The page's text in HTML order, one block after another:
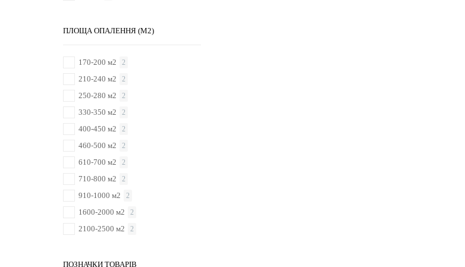
ПЛОЩА ОПАЛЕННЯ (М2)
170-200 м2 2
210-240 м2 2
250-280 м2 2
330-350 м2 2
400-450 м2 2
460-500 м2 2
610-700 м2 2
710-800 м2 2
910-1000 м2 2
1600-2000 м2 2
2100-2500 м2 2
ПОЗНАЧКИ ТОВАРІВ